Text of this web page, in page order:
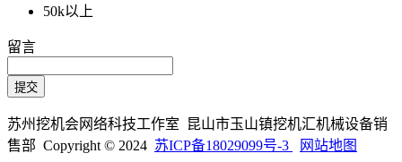
50k以上
留言
苏州挖机会网络科技工作室 昆山市玉山镇挖机汇机械设备销
售部 Copyright © 2024 苏ICP备18029099号-3 网站地图